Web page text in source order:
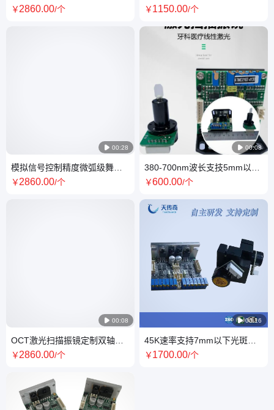
0.15ms高精度电机激光振镜
￥2860.00/个
 00:28
模拟信号控制精度微弧级舞台
灯激光雕刻适用振镜
￥2860.00/个
 00:08
OCT激光扫描振镜定制双轴小
电机高性能温漂稳定
￥2860.00/个
扫描振镜SC40MD
￥1150.00/个
 00:08
380-700nm波长支技5mm以下
光斑单轴双端输入激光振镜
￥600.00/个
 00:16
45K速率支持7mm以下光斑二
合一驱动板双轴激光扫描振镜
￥1700.00/个